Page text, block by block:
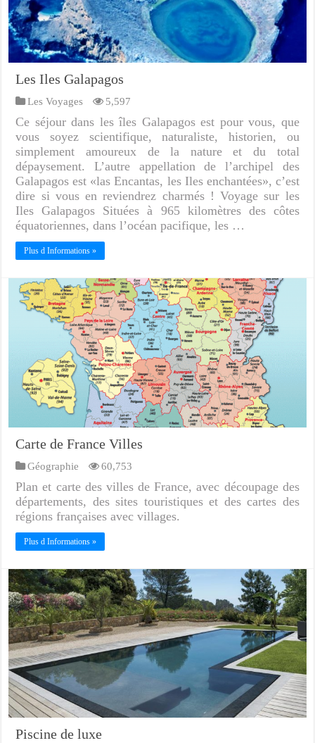
Les Iles Galapagos
Les Voyages 5,597
Ce séjour dans les îles Galapagos est pour vous, que
vous soyez scientifique, naturaliste, historien, ou
simplement amoureux de la nature et du total
dépaysement. L’autre appellation de l’archipel des
Galapagos est «las Encantas, les Iles enchantées», c’est
dire si vous en reviendrez charmés ! Voyage sur les
Iles Galapagos Situées à 965 kilomètres des côtes
équatoriennes, dans l’océan pacifique, les …
Plus d Informations »
Carte de France Villes
Géographie 60,753
Plan et carte des villes de France, avec découpage des
départements, des sites touristiques et des cartes des
régions françaises avec villages.
Plus d Informations »
Piscine de luxe